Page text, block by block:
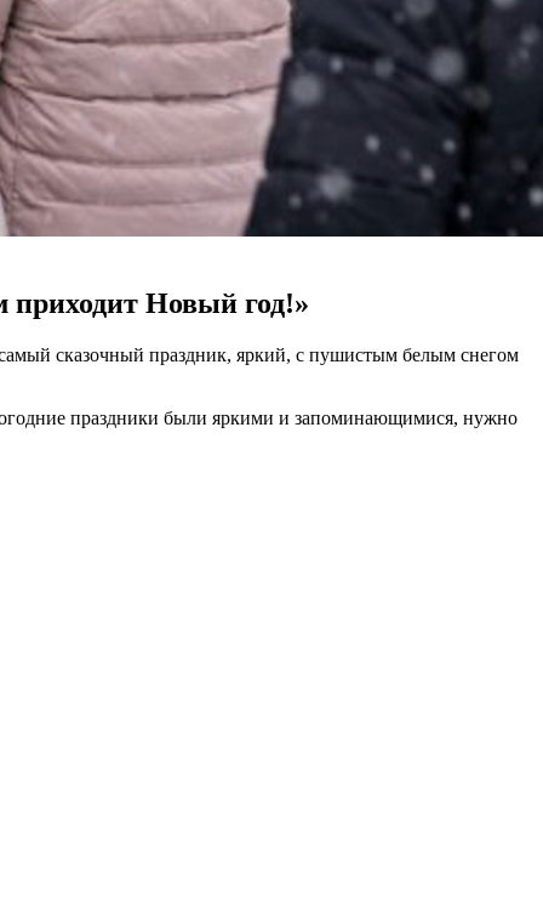
приходит Новый год!»
сказочный праздник, яркий, с пушистым белым снегом
праздники были яркими и запоминающимися, нужно